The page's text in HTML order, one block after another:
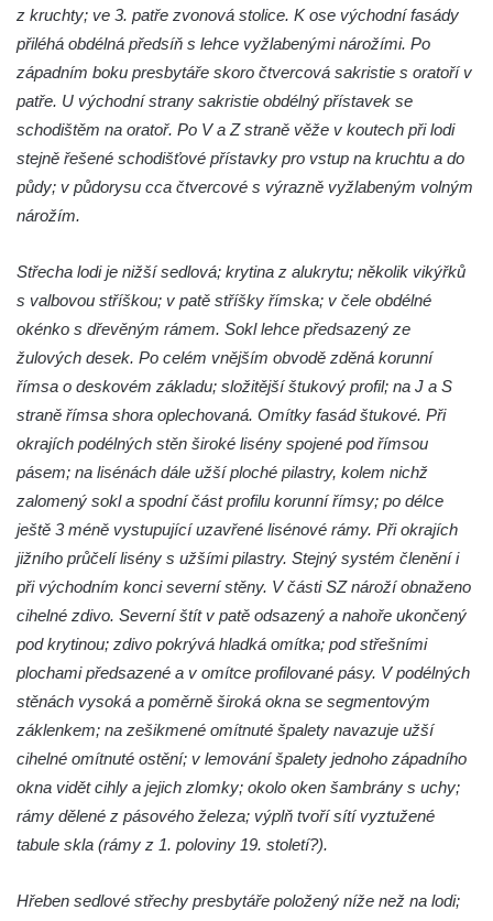
Třebonínem
Kaple v severní části Dolního Třebonína
Márnice na hřbitově v Rybniště
Kaple u kostela svatého Jiljí v Lužci nad
Vltavou
Kostel Nanebevzetí Panny Marie v Hostíně
u Vojkovic
Kaple svatého Bartoloměje v Bukolu
Hřbitovní kaple na hřbitově v Lužci nad
Vltavou
Márnice na hřbitově v Hrobčicích
Kostel svatého Havla na hřbitově v
Hrobčicích
Kaple svatého Vavřince v Mirošovicích
Márnice na hřbitově v Račicích
Kaple v Bezděkově
Kaple Nejsvětější Trojice v centru Liběšic
Výklenková kaple na rozcestí na jižním
okraji Liběšic
Kostel svaté Kateřiny v Chouči
Kaple svatého Blažeje východně od Lužice
Márnice na hřbitově v Lužici
z kruchty; ve 3. patře zvonová stolice. K ose východní fasády
přiléhá obdélná předsíň s lehce vyžlabenými nárožími. Po
západním boku presbytáře skoro čtvercová sakristie s oratoří v
patře. U východní strany sakristie obdélný přístavek se
schodištěm na oratoř. Po V a Z straně věže v koutech při lodi
stejně řešené schodišťové přístavky pro vstup na kruchtu a do
půdy; v půdorysu cca čtvercové s výrazně vyžlabeným volným
nárožím.
Střecha lodi je nižší sedlová; krytina z alukrytu; několik vikýřků
s valbovou stříškou; v patě stříšky římska; v čele obdélné
okénko s dřevěným rámem. Sokl lehce předsazený ze
žulových desek. Po celém vnějším obvodě zděná korunní
římsa o deskovém základu; složitější štukový profil; na J a S
straně římsa shora oplechovaná. Omítky fasád štukové. Při
okrajích podélných stěn široké lisény spojené pod římsou
pásem; na lisénách dále užší ploché pilastry, kolem nichž
zalomený sokl a spodní část profilu korunní římsy; po délce
ještě 3 méně vystupující uzavřené lisénové rámy. Při okrajích
jižního průčelí lisény s užšími pilastry. Stejný systém členění i
při východním konci severní stěny. V části SZ nároží obnaženo
cihelné zdivo. Severní štít v patě odsazený a nahoře ukončený
pod krytinou; zdivo pokrývá hladká omítka; pod střešními
plochami předsazené a v omítce profilované pásy. V podélných
stěnách vysoká a poměrně široká okna se segmentovým
záklenkem; na zešikmené omítnuté špalety navazuje užší
cihelné omítnuté ostění; v lemování špalety jednoho západního
okna vidět cihly a jejich zlomky; okolo oken šambrány s uchy;
rámy dělené z pásového železa; výplň tvoří sítí vyztužené
tabule skla (rámy z 1. poloviny 19. století?).
Hřeben sedlové střechy presbytáře položený níže než na lodi;